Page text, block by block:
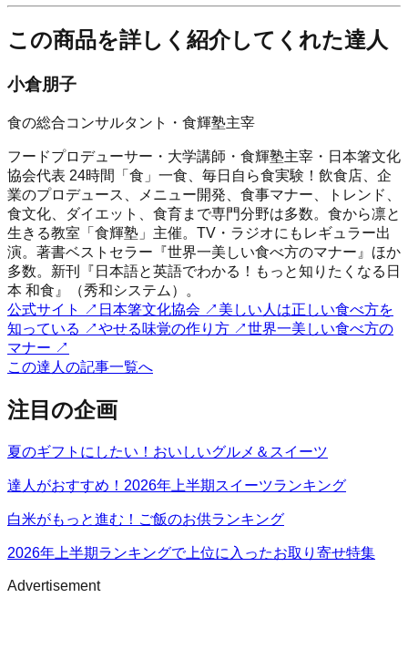
この商品を詳しく紹介してくれた達人
小倉朋子
食の総合コンサルタント・食輝塾主宰
フードプロデューサー・大学講師・食輝塾主宰・日本箸文化
協会代表 24時間「食」一食、毎日自ら食実験！飲食店、企
業のプロデュース、メニュー開発、食事マナー、トレンド、
食文化、ダイエット、食育まで専門分野は多数。食から凛と
生きる教室「食輝塾」主催。TV・ラジオにもレギュラー出
演。著書ベストセラー『世界一美しい食べ方のマナー』ほか
多数。新刊『日本語と英語でわかる！もっと知りたくなる日
本 和食』（秀和システム）。
公式サイト
↗ 日本箸文化協会 ↗ 美しい人は正しい食べ方を
知っている ↗やせる味覚の作り方 ↗世界一美しい食べ方の
マナー ↗
この達人の記事一覧へ
注目の企画
夏のギフトにしたい！おいしいグルメ＆スイーツ
達人がおすすめ！2026年上半期スイーツランキング
白米がもっと進む！ご飯のお供ランキング
2026年上半期ランキングで上位に入ったお取り寄せ特集
Advertisement